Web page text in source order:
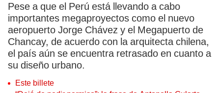
Pese a que el Perú está llevando a cabo
importantes megaproyectos como el nuevo
aeropuerto Jorge Chávez y el Megapuerto de
Chancay, de acuerdo con la arquitecta chilena,
el país aún se encuentra retrasado en cuanto a
su diseño urbano.
Este billete